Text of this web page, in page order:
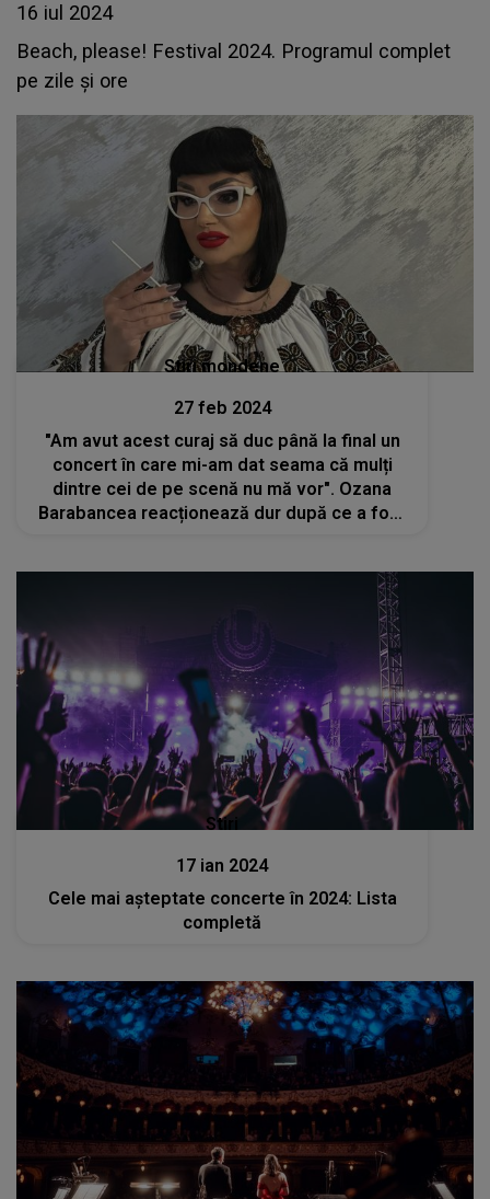
16 iul 2024
Beach, please! Festival 2024. Programul complet
pe zile și ore
Stiri mondene
27 feb 2024
"Am avut acest curaj să duc până la final un
concert în care mi-am dat seama că mulți
dintre cei de pe scenă nu mă vor". Ozana
Barabancea reacționează dur după ce a fost
Stiri
17 ian 2024
Cele mai așteptate concerte în 2024: Lista
completă